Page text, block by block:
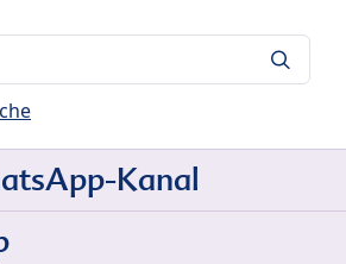
Kanal